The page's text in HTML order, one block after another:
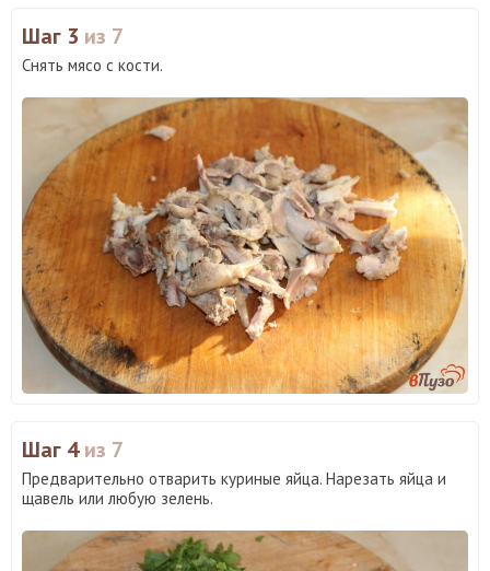
Шаг 3 из 7
Снять мясо с кости.
Шаг 4из 7
Предварительно отварить куриные яйца. Нарезать яйца и
щавель или любую зелень.